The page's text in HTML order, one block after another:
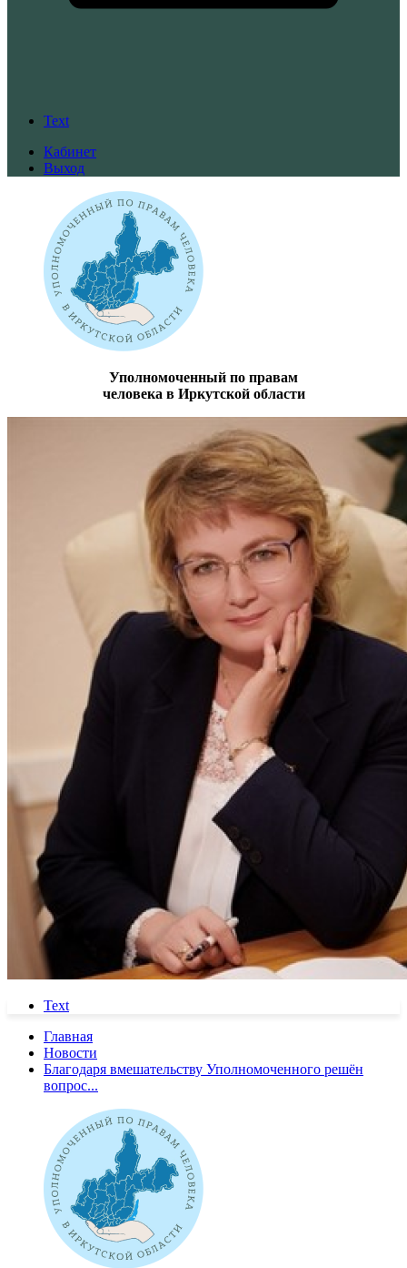
Text
Кабинет
Выход
Уполномоченный по правам
человека в Иркутской области
Text
Главная
Новости
Благодаря вмешательству Уполномоченного решён
вопрос...